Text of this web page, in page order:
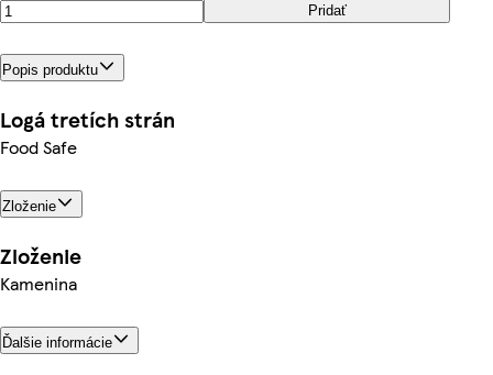
Pridať
Popis produktu
Logá tretích strán
Food Safe
Zloženie
Zloženie
Kamenina
Ďalšie informácie